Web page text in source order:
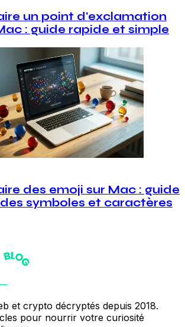
un point d'exclamation
: guide rapide et simple
des emoji sur Mac : guide
symboles et caractères
et crypto décryptés depuis 2018.
pour nourrir votre curiosité